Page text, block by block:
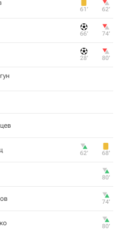
61‎’‎ 62‎’‎
66‎’‎ 74‎’‎
28‎’‎ 80‎’‎
62‎’‎ 68‎’‎
80‎’‎
74‎’‎
80‎’‎